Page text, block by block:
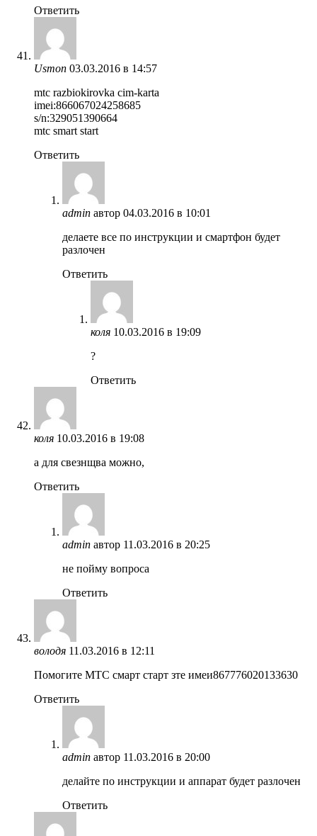
Ответить
Usmon 03.03.2016 в 14:57
mtc razbiokirovka cim-karta
imei:866067024258685
s/n:329051390664
mtc smart start
Ответить
admin автор 04.03.2016 в 10:01
делаете все по инструкции и смартфон будет
разлочен
Ответить
коля 10.03.2016 в 19:09
?
Ответить
коля 10.03.2016 в 19:08
а для свезнщва можно,
Ответить
admin автор 11.03.2016 в 20:25
не пойму вопроса
Ответить
володя 11.03.2016 в 12:11
Помогите МТС смарт старт зте имеи867776020133630
Ответить
admin автор 11.03.2016 в 20:00
делайте по инструкции и аппарат будет разлочен
Ответить